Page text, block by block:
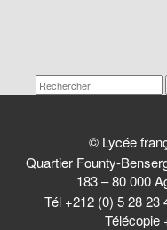
© Lycée
Quartier Founty-
183 – 80 000
Tél +212 (0) 5 28 23
Télécopie